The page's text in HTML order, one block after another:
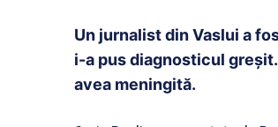
Un jurnalist din Vaslui a
i-a pus diagnosticul
avea meningită.